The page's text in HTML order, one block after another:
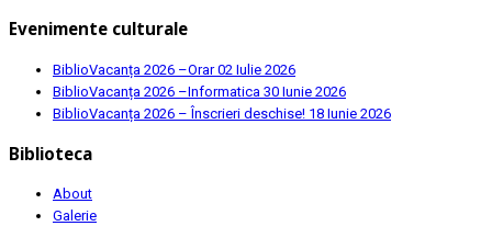
Evenimente culturale
BiblioVacanța 2026 –Orar02 Iulie 2026
BiblioVacanța 2026 –Informatica 30 Iunie 2026
BiblioVacanța 2026 – Înscrieri deschise! 18 Iunie 2026
Biblioteca
About
Galerie